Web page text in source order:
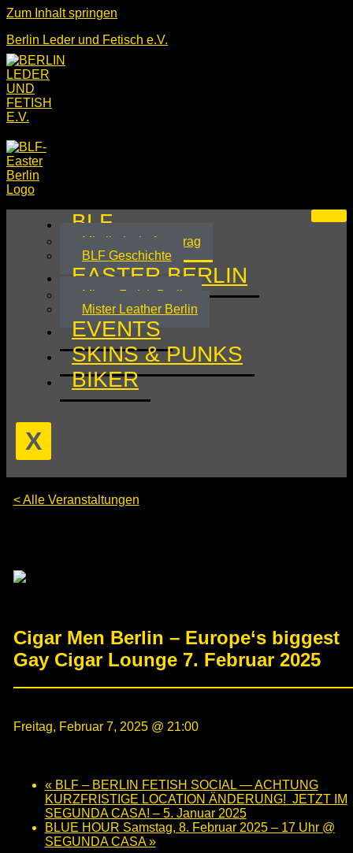
Zum Inhalt springen
Berlin Leder und Fetisch e.V.
BLF
Mitgliedschaftsantrag
BLF Geschichte
EASTER BERLIN
Mister Fetish Berlin
Mister Leather Berlin
EVENTS
SKINS & PUNKS
BIKER
X
< Alle Veranstaltungen
Cigar Men Berlin – Europe‘s biggest
Gay Cigar Lounge 7. Februar 2025
Freitag, Februar 7, 2025 @ 21:00
«BLF – BERLIN FETISH SOCIAL — ACHTUNG
KURZFRISTIGE LOCATION ÄNDERUNG! JETZT IM
SEGUNDA CASA! – 5. Januar 2025
BLUE HOUR Samstag, 8. Februar 2025 – 17 Uhr @
SEGUNDA CASA»